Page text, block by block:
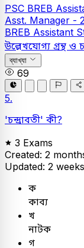
PSC BREB
Asst. Manager -
BREB Assistant
উল্লেখযোগ্য গ্রন্থ ও
ব্যাখ্যা
69
5.
'চন্দ্রাবতী' কী?
3 Exams
Created: 2
Updated: 2
ক
কাব্য
খ
নাটক
গ